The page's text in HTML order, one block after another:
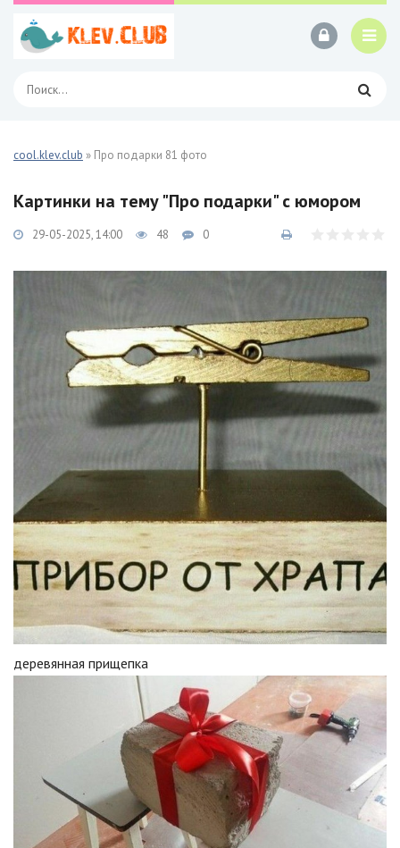
cool.klev.club » Про подарки 81 фото
Картинки на тему "Про подарки" с юмором
29-05-2025, 14:00 48 0
деревянная прищепка